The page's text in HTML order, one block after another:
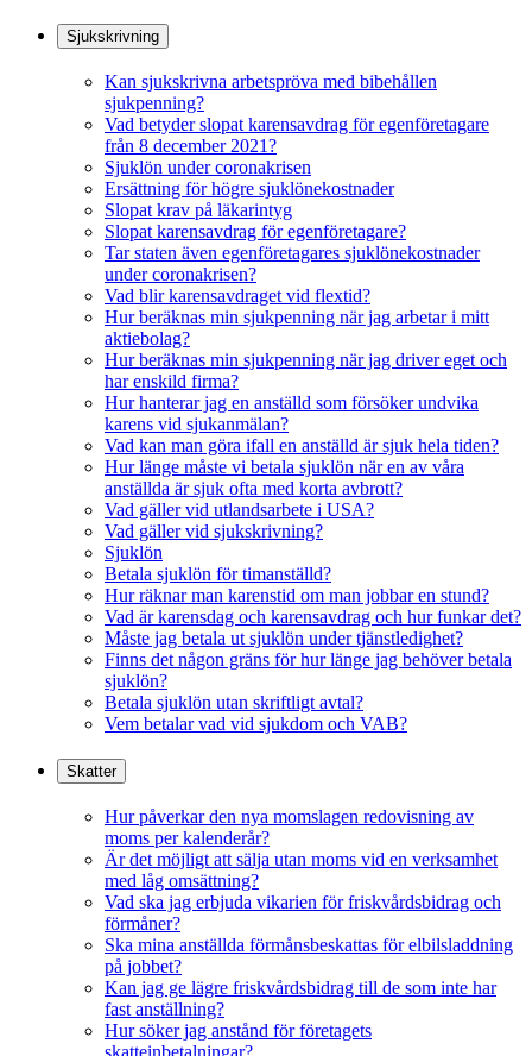
Sjukskrivning
Kan sjukskrivna arbetspröva med bibehållen
sjukpenning?
Vad betyder slopat karensavdrag för egenföretagare
från 8 december 2021?
Sjuklön under coronakrisen
Ersättning för högre sjuklönekostnader
Slopat krav på läkarintyg
Slopat karensavdrag för egenföretagare?
Tar staten även egenföretagares sjuklönekostnader
under coronakrisen?
Vad blir karensavdraget vid flextid?
Hur beräknas min sjukpenning när jag arbetar i mitt
aktiebolag?
Hur beräknas min sjukpenning när jag driver eget och
har enskild firma?
Hur hanterar jag en anställd som försöker undvika
karens vid sjukanmälan?
Vad kan man göra ifall en anställd är sjuk hela tiden?
Hur länge måste vi betala sjuklön när en av våra
anställda är sjuk ofta med korta avbrott?
Vad gäller vid utlandsarbete i USA?
Vad gäller vid sjukskrivning?
Sjuklön
Betala sjuklön för timanställd?
Hur räknar man karenstid om man jobbar en stund?
Vad är karensdag och karensavdrag och hur funkar det?
Måste jag betala ut sjuklön under tjänstledighet?
Finns det någon gräns för hur länge jag behöver betala
sjuklön?
Betala sjuklön utan skriftligt avtal?
Vem betalar vad vid sjukdom och VAB?
Skatter
Hur påverkar den nya momslagen redovisning av
moms per kalenderår?
Är det möjligt att sälja utan moms vid en verksamhet
med låg omsättning?
Vad ska jag erbjuda vikarien för friskvårdsbidrag och
förmåner?
Ska mina anställda förmånsbeskattas för elbilsladdning
på jobbet?
Kan jag ge lägre friskvårdsbidrag till de som inte har
fast anställning?
Hur söker jag anstånd för företagets
skatteinbetalningar?